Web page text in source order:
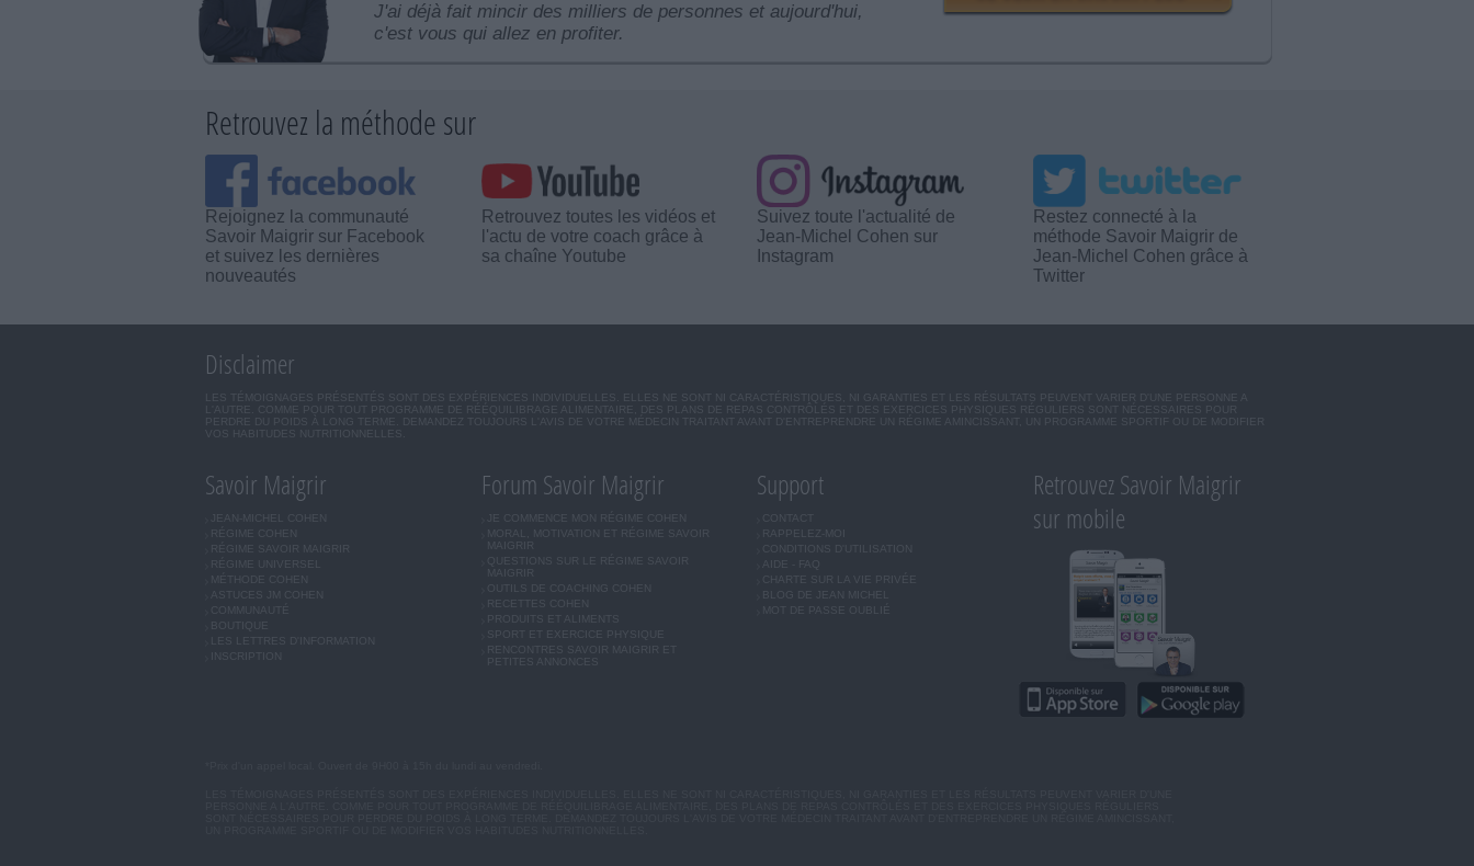
J'ai déjà fait mincir des milliers de personnes et aujourd'hui,
c'est vous qui allez en profiter.
Retrouvez la méthode sur
Rejoignez la communauté
Savoir Maigrir sur Facebook
et suivez les dernières
nouveautés
Retrouvez toutes les vidéos et
l'actu de votre coach grâce à
sa chaîne Youtube
Suivez toute l'actualité de
Jean-Michel Cohen sur
Instagram
Restez connecté à la
méthode Savoir Maigrir de
Jean-Michel Cohen grâce à
Twitter
Disclaimer
LES TÉMOIGNAGES PRÉSENTÉS SONT DES EXPÉRIENCES INDIVIDUELLES. ELLES NE SONT NI CARACTÉRISTIQUES, NI GARANTIES ET LES RÉSULTATS PEUVENT VARIER D'UNE PERSONNE A
L'AUTRE. COMME POUR TOUT PROGRAMME DE RÉÉQUILIBRAGE ALIMENTAIRE, DES PLANS DE REPAS CONTRÔLÉS ET DES EXERCICES PHYSIQUES RÉGULIERS SONT NÉCESSAIRES POUR
PERDRE DU POIDS À LONG TERME. DEMANDEZ TOUJOURS L'AVIS DE VOTRE MÉDECIN TRAITANT AVANT D'ENTREPRENDRE UN RÉGIME AMINCISSANT, UN PROGRAMME SPORTIF OU DE MODIFIER
VOS HABITUDES NUTRITIONNELLES.
Savoir Maigrir
JEAN-MICHEL COHEN
RÉGIME COHEN
RÉGIME SAVOIR MAIGRIR
RÉGIME UNIVERSEL
ASTUCES JM COHEN
COMMUNAUTÉ
LES LETTRES D'INFORMATION
INSCRIPTION
Forum Savoir Maigrir
JE COMMENCE MON RÉGIME COHEN
MORAL, MOTIVATION ET RÉGIME SAVOIR
MAIGRIR
QUESTIONS SUR LE RÉGIME SAVOIR
MAIGRIR
OUTILS DE COACHING COHEN
RECETTES COHEN
PRODUITS ET ALIMENTS
SPORT ET EXERCICE PHYSIQUE
RENCONTRES SAVOIR MAIGRIR ET
PETITES ANNONCES
Support
CONTACT
RAPPELEZ-MOI
CONDITIONS D'UTILISATION
AIDE - FAQ
CHARTE SUR LA VIE PRIVÉE
BLOG DE JEAN MICHEL
MOT DE PASSE OUBLIÉ
Retrouvez Savoir Maigrir
sur mobile